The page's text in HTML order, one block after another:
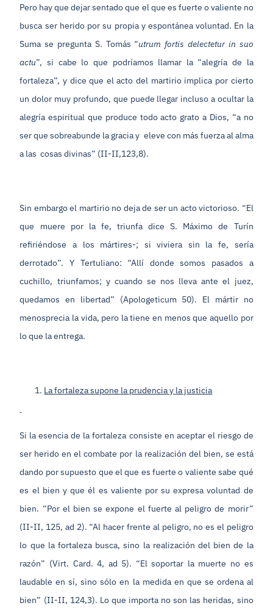
Pero hay que dejar sentado que el que es fuerte o valiente no
busca ser herido por su propia y espontánea voluntad. En la
Suma se pregunta S. Tomás “utrum fortis delectetur in suo
actu”, si cabe lo que podríamos llamar la “alegría de la
fortaleza”, y dice que el acto del martirio implica por cierto
un dolor muy profundo, que puede llegar incluso a ocultar la
alegría espiritual que produce todo acto grato a Dios, “a no
ser que sobreabunde la gracia y eleve con más fuerza al alma
a las cosas divinas” (II-II,123,8).
Sin embargo el martirio no deja de ser un acto victorioso. “El
que muere por la fe, triunfa dice S. Máximo de Turín
refiriéndose a los mártires-; si viviera sin la fe, sería
derrotado”. Y Tertuliano: “Allí donde somos pasados a
cuchillo, triunfamos; y cuando se nos lleva ante el juez,
quedamos en libertad” (Apologeticum 50). El mártir no
menosprecia la vida, pero la tiene en menos que aquello por
lo que la entrega.
La fortaleza supone la prudencia y la justicia
Si la esencia de la fortaleza consiste en aceptar el riesgo de
ser herido en el combate por la realización del bien, se está
dando por supuesto que el que es fuerte o valiente sabe qué
es el bien y que él es valiente por su expresa voluntad de
bien. “Por el bien se expone el fuerte al peligro de morir”
(II-II, 125, ad 2). “Al hacer frente al peligro, no es el peligro
lo que la fortaleza busca, sino la realización del bien de la
razón” (Virt. Card. 4, ad 5). “El soportar la muerte no es
laudable en sí, sino sólo en la medida en que se ordena al
bien” (II-II, 124,3). Lo que importa no son las heridas, sino